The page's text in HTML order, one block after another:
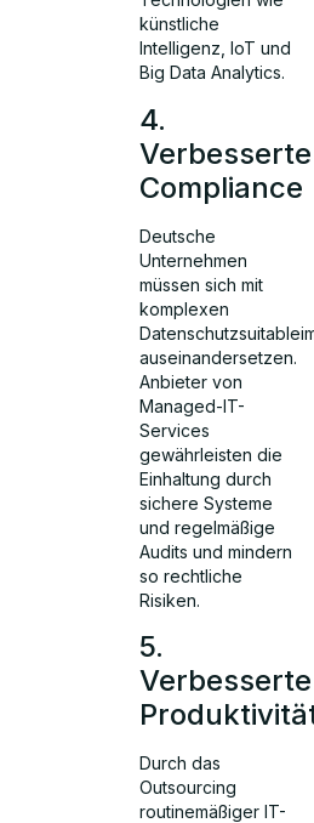
künstliche
Intelligenz, IoT und
Big Data Analytics.
4.
Verbesserte
Compliance
Deutsche
Unternehmen
müssen sich mit
komplexen
auseinandersetzen.
Anbieter von
Managed-IT-
Services
gewährleisten die
Einhaltung durch
sichere Systeme
und regelmäßige
Audits und mindern
so rechtliche
Risiken.
5.
Verbesserte
Durch das
Outsourcing
routinemäßiger IT-